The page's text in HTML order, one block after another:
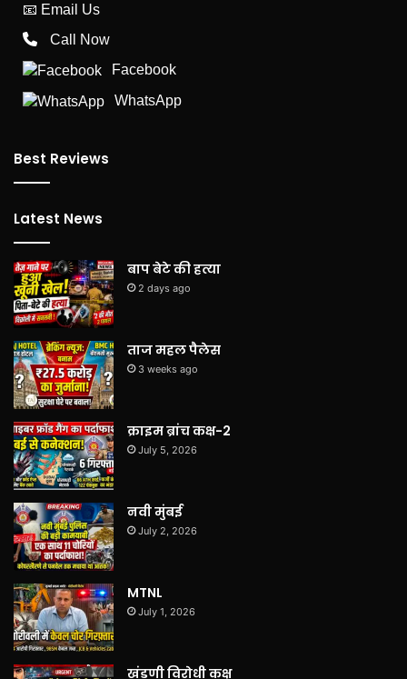
📧 Email Us
Call Now
Facebook
WhatsApp
Best Reviews
Latest News
बाप बेटे की हत्या
2 days ago
ताज महल पैलेस
3 weeks ago
क्राइम ब्रांच कक्ष-2
July 5, 2026
नवी मुंबई
July 2, 2026
MTNL
July 1, 2026
खंडणी विरोधी कक्ष